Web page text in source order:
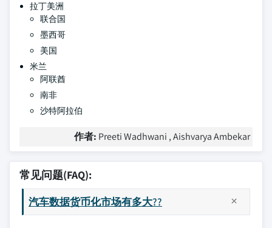
拉丁美洲
联合国
墨西哥
美国
米兰
阿联酋
南非
沙特阿拉伯
作者: Preeti Wadhwani , Aishvarya Ambekar
常见问题(FAQ):
汽车数据货币化市场有多大??